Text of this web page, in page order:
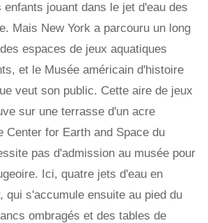
jouant dans le jet d'eau des
Mais New York a parcouru un long
espaces de jeux aquatiques
et le Musée américain d'histoire
veut son public. Cette aire de jeux
sur une terrasse d'un acre
Center for Earth and Space du
pas d'admission au musée pour
Ici, quatre jets d'eau en
qui s'accumule ensuite au pied du
ombragés et des tables de